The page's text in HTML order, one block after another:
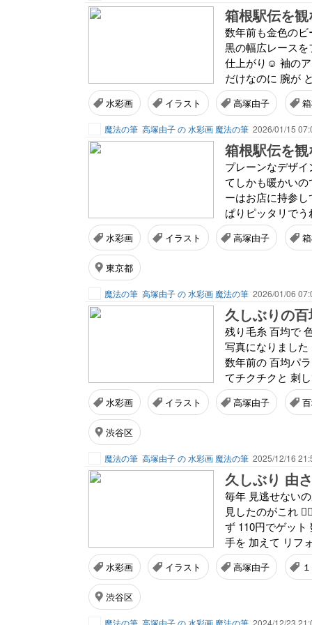
箱根駅伝を
数年前も金色の
黒の幅広レース
仕上がり☺️ 袖の
だけなのに 腕が
水彩画 イラスト 高塚由子
魔法の筆 高塚由子 の 水彩画 魔法の筆 2026/01/15
箱根駅伝を
プレーンなデザ
てしかも暖かい
ーはお店に持参
ぱりピッタリで
水彩画 イラスト 高塚由子
東京都
魔法の筆 高塚由子 の 水彩画 魔法の筆 2026/01/06
久しぶりの
残り毛糸 百均で
写真になりまし
数年前の 百均パ
てチクチクと 刺
水彩画 イラスト 高塚由子
渋谷区
魔法の筆 高塚由子 の 水彩画 魔法の筆 2025/12/16
久しぶり 由
毎年 見逃せない
見したのがこれ
ず 110円でゲット
手を 加えて リフ
水彩画 イラスト 高塚由子
渋谷区
魔法の筆 高塚由子 の 水彩画 魔法の筆 2024/12/23